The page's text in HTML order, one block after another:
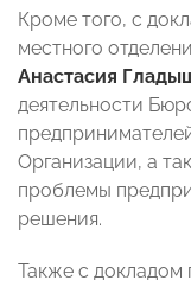
Кроме того, с
местного
Анастасия
деятельности
Организации, а
проблемы
решения.
Также с докладом